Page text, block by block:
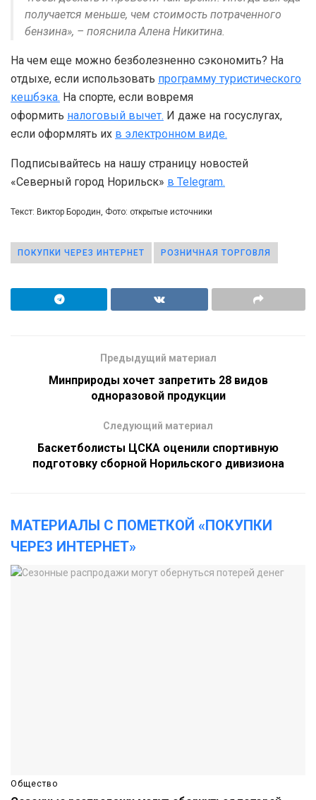
получается меньше, чем стоимость потраченного
бензина», – пояснила Алена Никитина.
На чем еще можно безболезненно сэкономить? На
отдыхе, если использовать программу туристического
кешбэка. На спорте, если вовремя
оформить налоговый вычет. И даже на госуслугах,
если оформлять их в электронном виде.
Подписывайтесь на нашу страницу новостей
«Северный город Норильск» в Telegram.
Текст: Виктор Бородин, Фото: открытые источники
ПОКУПКИ ЧЕРЕЗ ИНТЕРНЕТ РОЗНИЧНАЯ ТОРГОВЛЯ
Предыдущий материал
Минприроды хочет запретить 28 видов
одноразовой продукции
Следующий материал
Баскетболисты ЦСКА оценили спортивную
подготовку сборной Норильского дивизиона
МАТЕРИАЛЫ С ПОМЕТКОЙ «ПОКУПКИ
ЧЕРЕЗ ИНТЕРНЕТ»
Общество